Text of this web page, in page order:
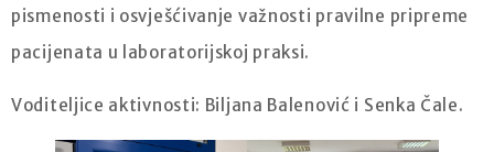
pismenosti i osvješćivanje važnosti pravilne pripreme
pacijenata u laboratorijskoj praksi.
Voditeljice aktivnosti: Biljana Balenović i Senka Čale.